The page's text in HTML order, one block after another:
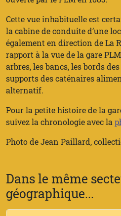
Cette vue inhabituelle est
la cabine de conduite d’une
également en direction de La
rapport à la vue de la gare
arbres, les bancs, les bords
supports des caténaires
alternatif.
Pour la petite histoire de la
suivez la chronologie avec la
Photo de Jean Paillard,
Dans le même
géographique...